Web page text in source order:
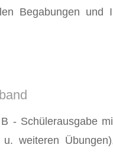
Begabungen und
- Schülerausgabe
u. weiteren